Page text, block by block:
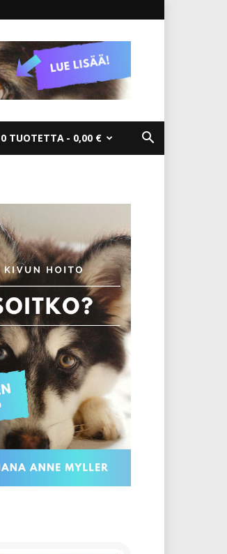
0 TUOTETTA 0,00 €